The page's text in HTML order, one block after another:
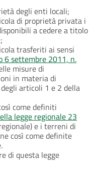
degli enti locali;
di proprietà privata i
a cedere a titolo
trasferiti ai sensi
6 settembre 2011, n.
misure di
in materia di
articoli 1 e 2 della
come definiti
legge regionale 23
e i terreni di
così come definite
di questa legge